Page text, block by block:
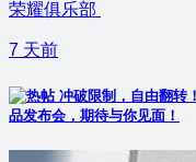
荣耀俱乐部
7 天前
冲破限制，自由翻转
品发布会，期待与你见面！